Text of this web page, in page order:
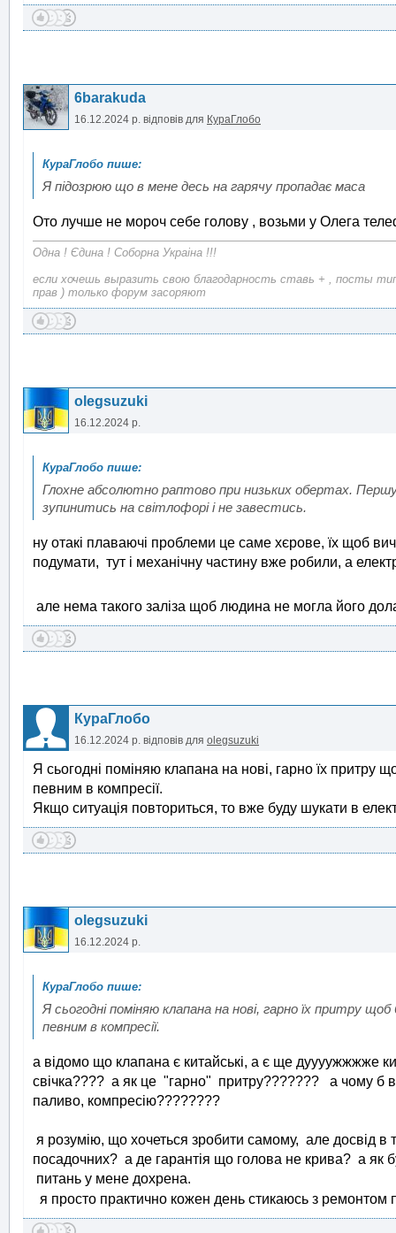
6barakuda
16.12.2024 р. відповів для КураГлобо
Я підозрюю що в мене десь на гарячу пропадає маса
Ото лучше не мороч себе голову , возьми у Олега
Одна ! Єдина ! Соборна Украіна !!!
если хочешь выразить свою благодарность ставь + , посты
прав ) только форум засоряют
olegsuzuki
16.12.2024 р.
Глохне абсолютно раптово при низьких обертах.
зупинитись на світлофорі і не завестись.
ну отакі плаваючі проблеми це саме хєрове, їх щоб
подумати, тут і механічну частину вже робили, а
але нема такого заліза щоб людина не могла його
КураГлобо
16.12.2024 р. відповів для olegsuzuki
Я сьогодні поміняю клапана на нові, гарно їх притру
певним в компресії.
Якщо ситуація повториться, то вже буду шукати в
olegsuzuki
16.12.2024 р.
Я сьогодні поміняю клапана на нові, гарно їх притру
певним в компресії.
а відомо що клапана є китайські, а є ще дуууужжжже
свічка???? а як це "гарно" притру??????? а чому б
паливо, компресію????????
я розумію, що хочеться зробити самому, але досвід в
посадочних? а де гарантія що голова не крива? а
питань у мене дохрена.
я просто практично кожен день стикаюсь з ремонтом